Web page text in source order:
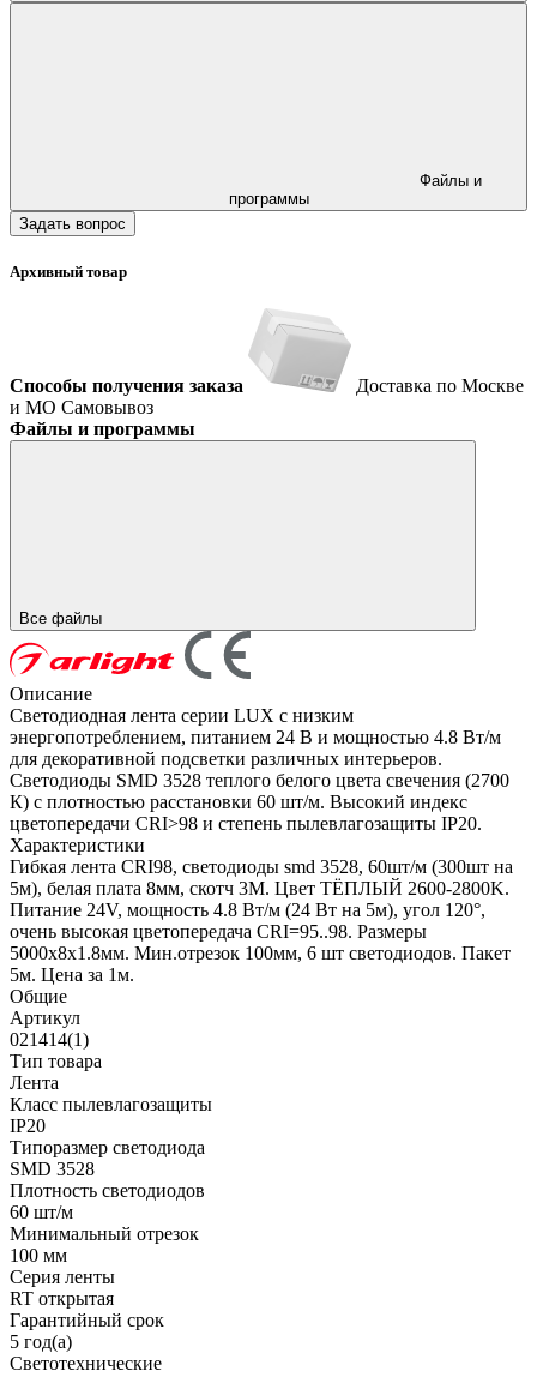
программы
Задать вопрос
Архивный товар
Способы получения заказа
Доставка по Москве
и МО Самовывоз
Файлы и программы
Все файлы
Описание
Светодиодная лента серии LUX с низким
энергопотреблением, питанием 24 В и мощностью 4.8 Вт/м
для декоративной подсветки различных интерьеров.
Светодиоды SMD 3528 теплого белого цвета свечения (2700
К) с плотностью расстановки 60 шт/м. Высокий индекс
цветопередачи CRI>98 и степень пылевлагозащиты IP20.
Характеристики
Гибкая лента CRI98, светодиоды smd 3528, 60шт/м (300шт на
5м), белая плата 8мм, скотч 3М. Цвет ТЁПЛЫЙ 2600-2800K.
Питание 24V, мощность 4.8 Вт/м (24 Вт на 5м), угол 120°,
очень высокая цветопередача CRI=95..98. Размеры
5000х8x1.8мм. Мин.отрезок 100мм, 6 шт светодиодов. Пакет
5м. Цена за 1м.
Общие
Артикул
021414(1)
Тип товара
Лента
Класс пылевлагозащиты
IP20
Типоразмер светодиода
SMD 3528
Плотность светодиодов
60 шт/м
Минимальный отрезок
100 мм
Серия ленты
RT открытая
Гарантийный срок
5 год(а)
Светотехнические